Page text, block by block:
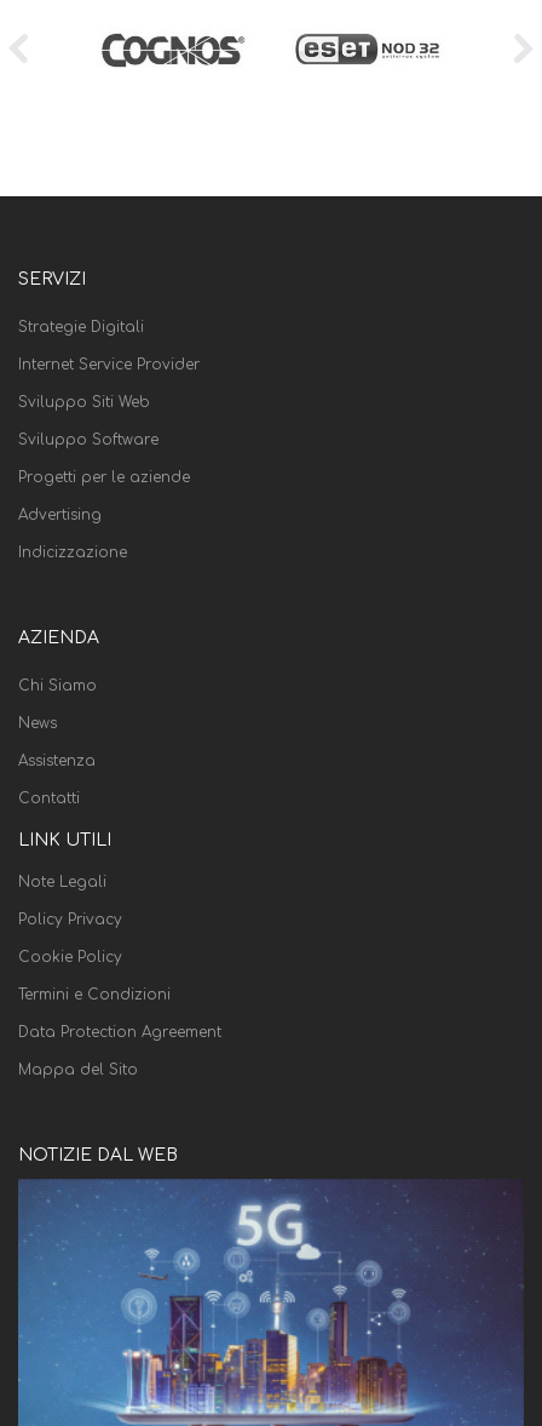
SERVIZI
Strategie Digitali
Internet Service Provider
Sviluppo Siti Web
Sviluppo Software
Progetti per le aziende
Advertising
Indicizzazione
AZIENDA
Chi Siamo
News
Assistenza
Contatti
LINK UTILI
Note Legali
Policy Privacy
Cookie Policy
Termini e Condizioni
Data Protection Agreement
Mappa del Sito
NOTIZIE DAL WEB